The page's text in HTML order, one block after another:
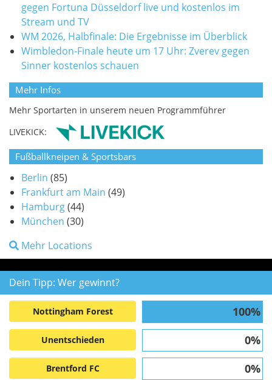
gegen Fortuna Düsseldorf live und kostenlos im
Stream und TV
WM 2026, Halbfinale: Die Ergebnisse im Überblick
Wimbledon-Finale heute um 17 Uhr: Zverev gegen
Sinner kostenlos schauen
Mehr Infos
Mehr Sportarten in unserem neuen Programmführer
LIVEKICK:
Fußballkneipen & Sportsbars
Berlin (85)
Frankfurt am Main (49)
Hamburg(44)
München (30)
Mehr Locations
Dein Tipp: Wer gewinnt?
Nottingham Forest 100%
Unentschieden 0%
Brentford FC 0%